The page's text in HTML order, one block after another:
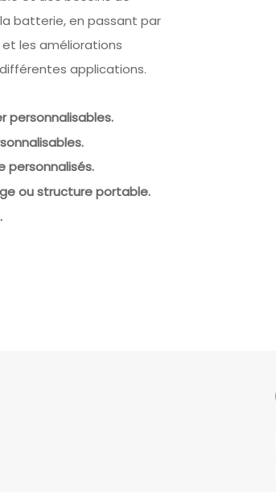
batterie, en passant par
les améliorations
applications.
personnalisables.
ou structure portable.